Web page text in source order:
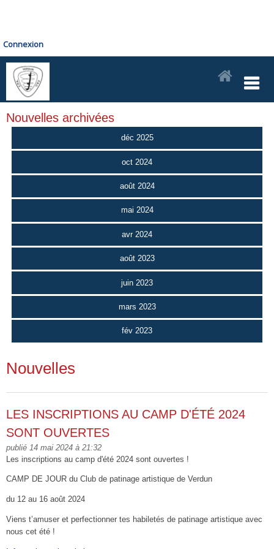
Connexion
Nouvelles archivées
déc 2025
oct 2024
août 2024
mai 2024
avr 2024
août 2023
juin 2023
mars 2023
fév 2023
Nouvelles
LES INSCRIPTIONS AU CAMP D'ÉTÉ 2024
SONT OUVERTES
publié 14 mai 2024 à 21:32
Les inscriptions au camp d'été 2024 sont ouvertes !
CAMP DE JOUR du Club de patinage artistique de Verdun
du 12 au 16 août 2024
Viens t’amuser et perfectionner tes habiletés de patinage artistique avec
nous cet été !